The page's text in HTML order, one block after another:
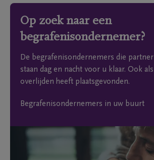
Op zoek naar een
begrafenisondernemer?
De begrafenisondernemers die
staan dag en nacht voor u klaar. Ook
overlijden heeft plaatsgevonden.
Begrafenisondernemers in uw buurt